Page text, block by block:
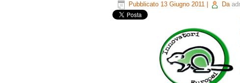
Pubblicato 13 Giugno 2011 Da